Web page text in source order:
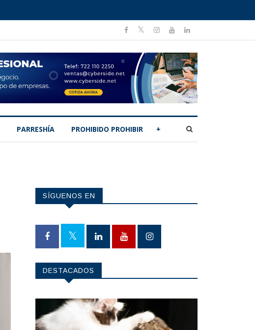
PARRESHÍA PROHIBIDO PROHIBIR +
SÍGUENOS EN
DESTACADOS